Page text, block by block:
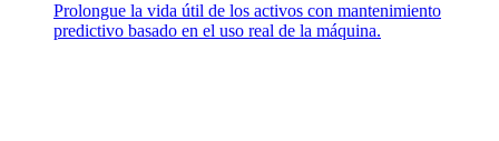
Prolongue la vida útil de los activos con mantenimiento
predictivo basado en el uso real de la máquina.